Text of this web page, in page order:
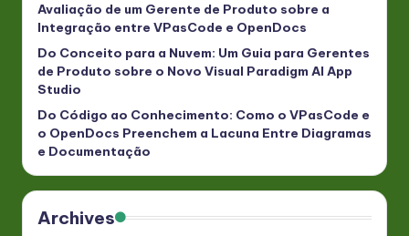
Avaliação de um Gerente de Produto sobre a
Integração entre VPasCode e OpenDocs
Do Conceito para a Nuvem: Um Guia para Gerentes
de Produto sobre o Novo Visual Paradigm AI App
Studio
Do Código ao Conhecimento: Como o VPasCode e
o OpenDocs Preenchem a Lacuna Entre Diagramas
e Documentação
Archives